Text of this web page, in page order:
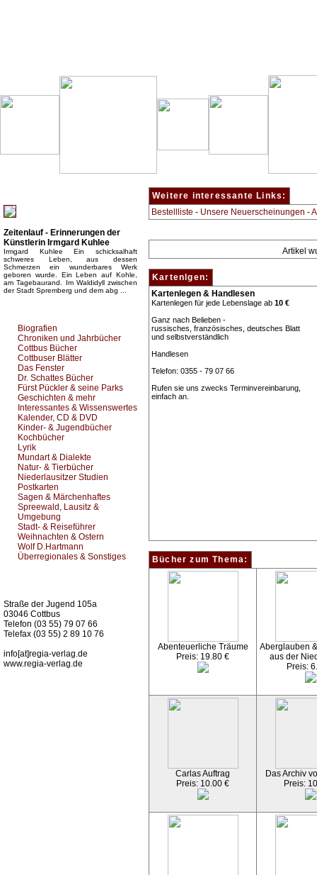
Zeitenlauf - Erinnerungen der
Künstlerin Irmgard Kuhlee
Irmgard Kuhlee Ein schicksalhaft
schweres Leben, aus dessen
Schmerzen ein wunderbares Werk
geboren wurde. Ein Leben auf Kohle,
am Tagebaurand. Im Waldidyll zwischen
der Stadt Spremberg und dem abg ...
Biografien
Chroniken und Jahrbücher
Cottbus Bücher
Cottbuser Blätter
Das Fenster
Dr. Schattes Bücher
Fürst Pückler & seine Parks
Geschichten & mehr
Interessantes & Wissenswertes
Kalender, CD & DVD
Kinder- & Jugendbücher
Kochbücher
Lyrik
Mundart & Dialekte
Natur- & Tierbücher
Niederlausitzer Studien
Postkarten
Sagen & Märchenhaftes
Spreewald, Lausitz &
Umgebung
Stadt- & Reiseführer
Weihnachten & Ostern
Wolf D.Hartmann
Überregionales & Sonstiges
Straße der Jugend 105a
03046 Cottbus
Telefon (03 55) 79 07 66
Telefax (03 55) 2 89 10 76
info[at]regia-verlag.de
www.regia-verlag.de
Weitere interessante Links:
Bestellliste - Unsere Neuerscheinungen -
Artikel
Kartenlgen:
Kartenlegen & Handlesen
Kartenlegen für jede Lebenslage ab 10 €
Ganz nach Belieben -
russisches, französisches, deutsches Blatt
und selbstverständlich
Handlesen
Telefon: 0355 - 79 07 66
Rufen sie uns zwecks Terminvereinbarung,
einfach an.
Bücher zum Thema:
Abenteuerliche Träume
Preis: 19.80 €
Aberglauben
aus der
Preis:
Carlas Auftrag
Preis: 10.00 €
Das Archiv
Preis: